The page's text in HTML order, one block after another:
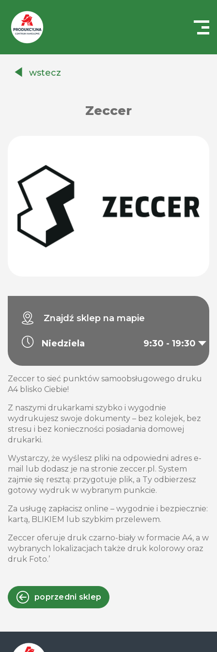
Auchanwstecz
Zeccer
Znajdź sklep na mapie
Niedziela 9:30 - 19:30
Zeccer to sieć punktów samoobsługowego druku
A4 blisko Ciebie!
Z naszymi drukarkami szybko i wygodnie
wydrukujesz swoje dokumenty – bez kolejek, bez
stresu i bez konieczności posiadania domowej
drukarki.
Wystarczy, że wyślesz pliki na odpowiedni adres e-
mail lub dodasz je na stronie zeccer.pl. System
zajmie się resztą: przygotuje plik, a Ty odbierzesz
gotowy wydruk w wybranym punkcie.
Za usługę zapłacisz online – wygodnie i bezpiecznie:
kartą, BLIKIEM lub szybkim przelewem.
Zeccer oferuje druk czarno-biały w formacie A4, a w
wybranych lokalizacjach także druk kolorowy oraz
druk Foto.’
poprzedni sklep